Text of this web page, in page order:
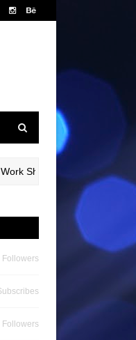
20 Bridge Course Book
Followers
Followers